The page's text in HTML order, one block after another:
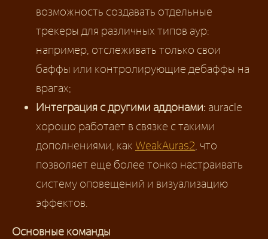
возможность создавать отдельные
трекеры для различных типов аур:
например, отслеживать только свои
баффы или контролирующие дебаффы на
врагах;
Интеграция с другими аддонами: auracle
хорошо работает в связке с такими
дополнениями, как WeakAuras2, что
позволяет еще более тонко настраивать
систему оповещений и визуализацию
эффектов.
Основные команды